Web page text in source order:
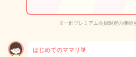
※一部プレミアム会員限定の機能
はじめてのママリ🔰